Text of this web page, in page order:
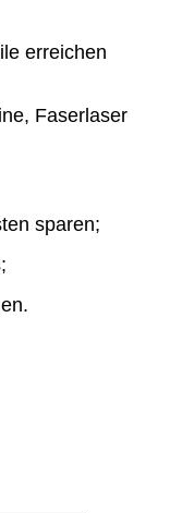
erreichen
Faserlaser
sparen;